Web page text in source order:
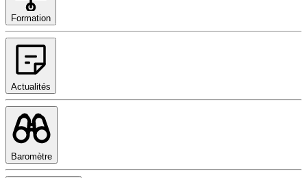
Formation
Actualités
Baromètre